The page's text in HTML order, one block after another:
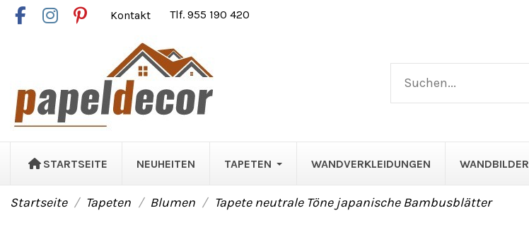
Kontakt Tlf. 955 190 420
STARTSEITE NEUHEITEN TAPETEN WANDVERKLEIDUNGEN WANDBILDER
Startseite Tapeten Blumen Tapete neutrale Töne japanische Bambusblätter